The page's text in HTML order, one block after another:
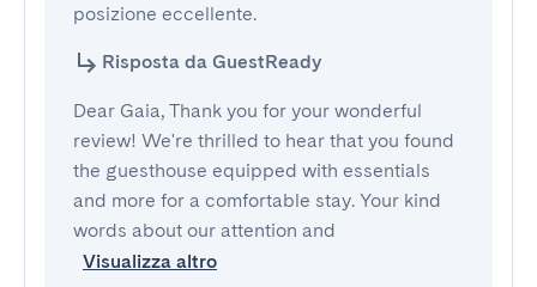
posizione eccellente.
Risposta da GuestReady
Dear Gaia, Thank you for your wonderful
review! We're thrilled to hear that you found
the guesthouse equipped with essentials
and more for a comfortable stay. Your kind
words about our attention and
Visualizza altro